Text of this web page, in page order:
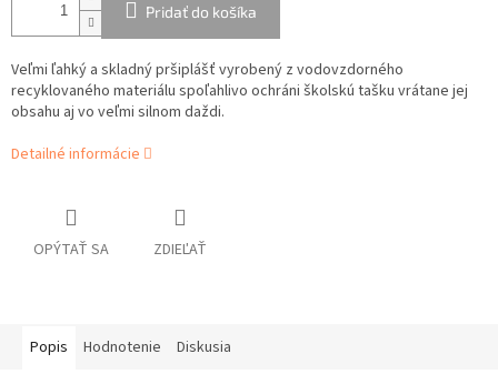
Pridať do košíka
Veľmi ľahký a skladný pršiplášť vyrobený z vodovzdorného
recyklovaného materiálu spoľahlivo ochráni školskú tašku vrátane jej
obsahu aj vo veľmi silnom daždi.
Detailné informácie
OPÝTAŤ SA ZDIEĽAŤ
Popis Hodnotenie Diskusia